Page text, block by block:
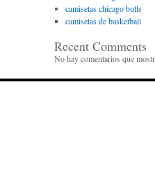
camisetas chicago bulls
camisetas de basketball
Recent Comments
No hay comentarios que